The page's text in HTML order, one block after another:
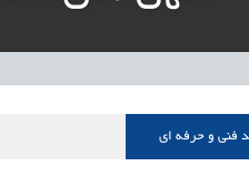
اشتغال و کارآفرینی رئیس مرکز منابع
اشتغال و کارآفرینی راه‌اندازی «کارخانه
فنی و حرفه ای